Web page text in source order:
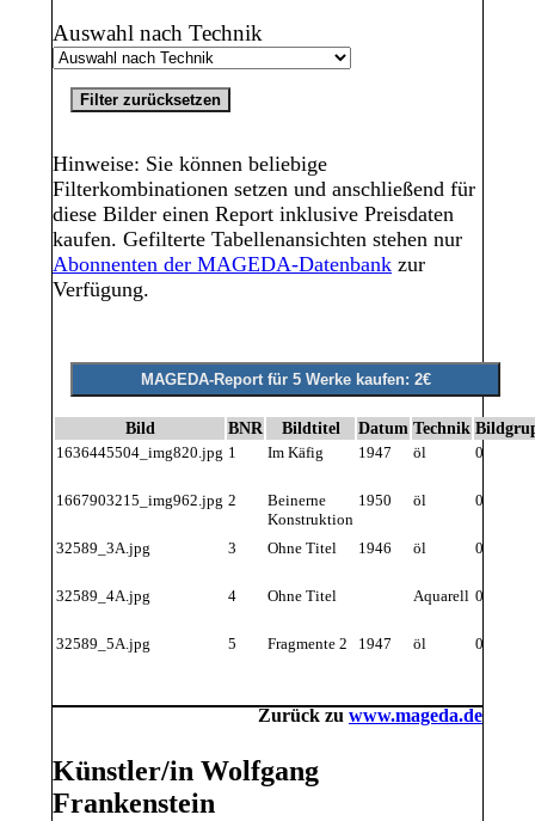
Auswahl nach Technik
Hinweise: Sie können beliebige
Filterkombinationen setzen und anschließend für
diese Bilder einen Report inklusive Preisdaten
kaufen. Gefilterte Tabellenansichten stehen nur
Abonnenten der MAGEDA-Datenbank zur
Verfügung.
Bild BNR Bildtitel Datum Technik
1636445504_img820.jpg 1 Im Käfig 1947 öl 0
1667903215_img962.jpg 2
Beinerne
Konstruktion
1950 öl 0
32589_3A.jpg 3 Ohne Titel 1946 öl 0
32589_4A.jpg 4 Ohne Titel Aquarell 0
32589_5A.jpg 5 Fragmente 2 1947 öl 0
Zurück zu www.mageda.de
Künstler/in Wolfgang
Frankenstein